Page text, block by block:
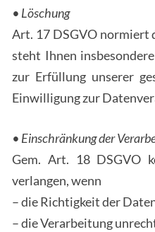
• Löschung
Art. 17 DSGVO normiert
steht Ihnen
zur Erfüllung unserer
Einwilligung zur
• Einschränkung der
Gem. Art. 18 DSGVO
verlangen, wenn
– die Richtigkeit der
– die Verarbeitung